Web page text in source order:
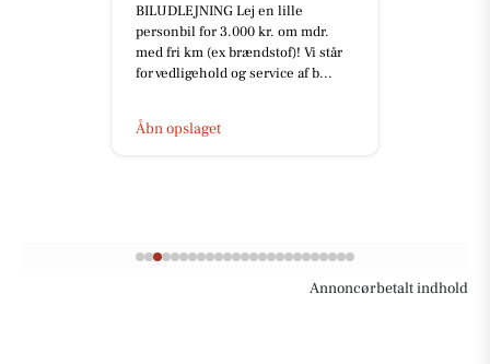
BILUDLEJNING Lej en lille
personbil for 3.000 kr. om mdr.
med fri km (ex brændstof)! Vi står
for vedligehold og service af b...
Åbn opslaget
Annoncørbetalt indhold